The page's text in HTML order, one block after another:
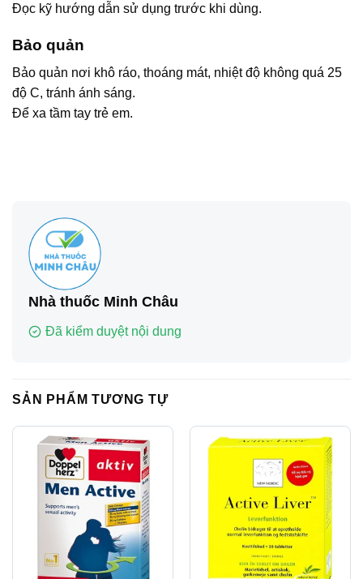
Đọc kỹ hướng dẫn sử dụng trước khi dùng.
Bảo quản
Bảo quản nơi khô ráo, thoáng mát, nhiệt độ không quá 25
độ C, tránh ánh sáng.
Để xa tầm tay trẻ em.
Nhà thuốc Minh Châu
Đã kiểm duyệt nội dung
SẢN PHẨM TƯƠNG TỰ